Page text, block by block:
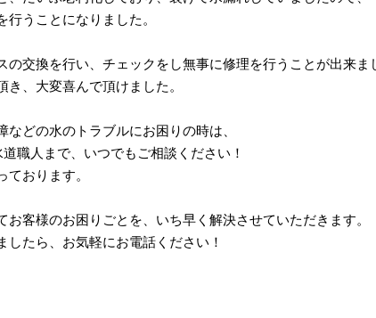
うことになりました。
の交換を行い、チェックをし無事に修理を行うことが出来ま
き、大変喜んで頂けました。
などの水のトラブルにお困りの時は、
職人まで、いつでもご相談ください！
ております。
お客様のお困りごとを、いち早く解決させていただきます。
したら、お気軽にお電話ください！